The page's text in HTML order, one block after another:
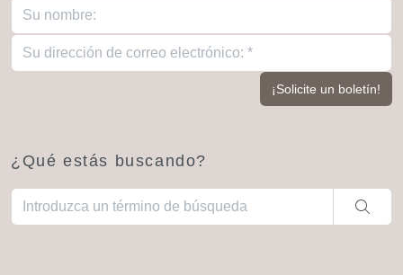
¿Qué estás buscando?
Cuando hay resultados autocompletados, puedes utilizar